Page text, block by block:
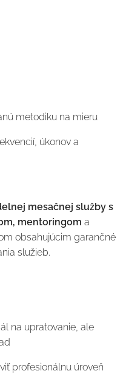
metodiku na mieru
úkonov a
mesačnej služby s
mentoringom a
obsahujúcim garančné
služieb.
na upratovanie, ale
profesionálnu úroveň